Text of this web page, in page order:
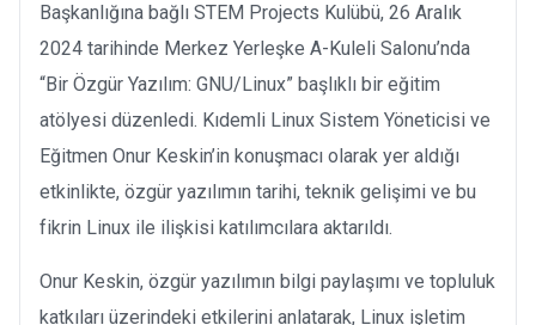
Başkanlığına bağlı STEM Projects Kulübü, 26 Aralık
2024 tarihinde Merkez Yerleşke A-Kuleli Salonu’nda
“Bir Özgür Yazılım: GNU/Linux” başlıklı bir eğitim
atölyesi düzenledi. Kıdemli Linux Sistem Yöneticisi ve
Eğitmen Onur Keskin’in konuşmacı olarak yer aldığı
etkinlikte, özgür yazılımın tarihi, teknik gelişimi ve bu
fikrin Linux ile ilişkisi katılımcılara aktarıldı.
Onur Keskin, özgür yazılımın bilgi paylaşımı ve topluluk
katkıları üzerindeki etkilerini anlatarak, Linux işletim